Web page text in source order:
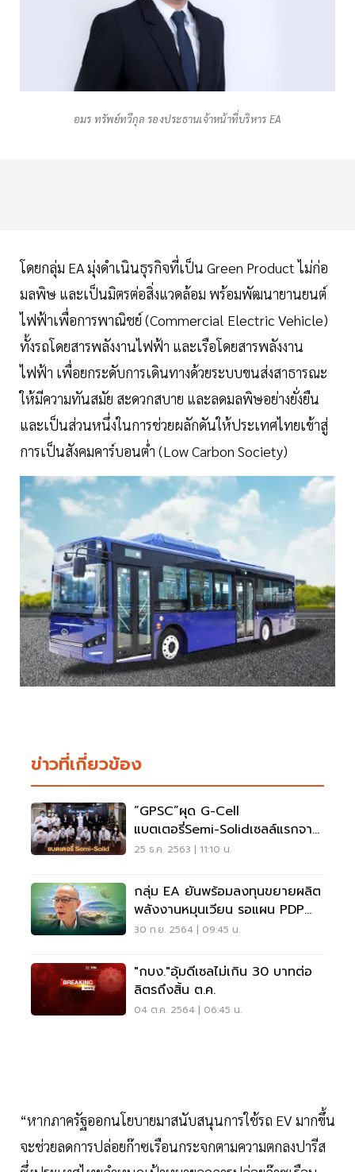
อมร ทรัพย์ทวีกุล รองประธานเจ้าหน้าที่บริหาร EA
โดยกลุ่ม EA มุ่งดำเนินธุรกิจที่เป็น Green Product ไม่ก่อ
มลพิษ และเป็นมิตรต่อสิ่งแวดล้อม พร้อมพัฒนายานยนต์
ไฟฟ้าเพื่อการพาณิชย์ (Commercial Electric Vehicle)
ทั้งรถโดยสารพลังงานไฟฟ้า และเรือโดยสารพลังงาน
ไฟฟ้า เพื่อยกระดับการเดินทางด้วยระบบขนส่งสาธารณะ
ให้มีความทันสมัย สะดวกสบาย และลดมลพิษอย่างยั่งยืน
และเป็นส่วนหนึ่งในการช่วยผลักดันให้ประเทศไทยเข้าสู่
การเป็นสังคมคาร์บอนต่ำ (Low Carbon Society)
ข่าวที่เกี่ยวข้อง
“GPSC”ผุด G-Cell
แบตเตอรี่Semi-Solidเซลล์แรกจาก
โรงงานในประเทศไทย
25 ธ.ค. 2563 | 11:10 น.
กลุ่ม EA ยันพร้อมลงทุนขยายผลิต
พลังงานหมุนเวียน รอแผน PDP
ชัดเจน
30 ก.ย. 2564 | 09:45 น.
"กบง."อุ้มดีเซลไม่เกิน 30 บาทต่อ
ลิตรถึงสิ้น ต.ค.
04 ต.ค. 2564 | 06:45 น.
“หากภาครัฐออกนโยบายมาสนับสนุนการใช้รถ EV มากขึ้น
จะช่วยลดการปล่อยก๊าซเรือนกระจกตามความตกลงปารีส